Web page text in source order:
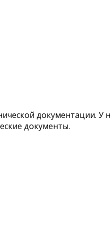
документации.
документы.